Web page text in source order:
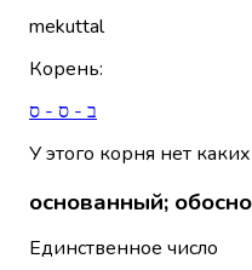
mekuttal
Корень:
ב - ס - ס
У этого корня нет
основанный;
Единственное число